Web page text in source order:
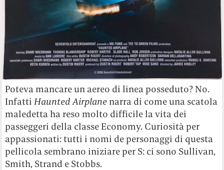
Poteva mancare un aereo di linea posseduto? No.
InfattiHaunted Airplane narra di come una scatola
maledetta ha reso molto difficile la vita dei
passeggeri della classe Economy. Curiosità per
appassionati: tutti i nomi de personaggi di questa
pellicola sembrano iniziare per S: ci sono Sullivan,
Smith, Strand e Stobbs.